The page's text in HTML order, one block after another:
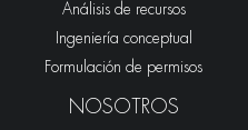
Análisis de recursos
Ingeniería conceptual
Formulación de permisos
NOSOTROS